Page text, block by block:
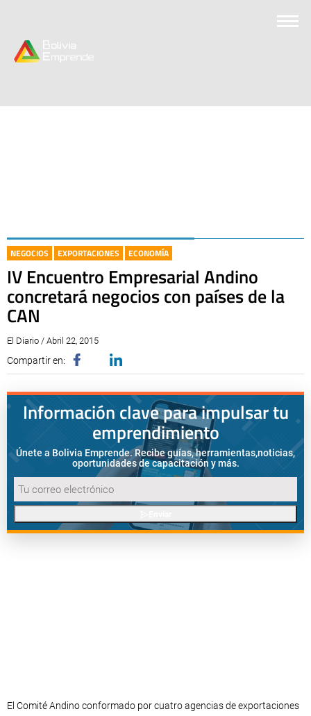
NEGOCIOS EXPORTACIONES ECONOMÍA
IV Encuentro Empresarial Andino
concretará negocios con países de la
CAN
El Diario / Abril 22, 2015
Compartir en:
Información clave para impulsar tu
emprendimiento
Únete a Bolivia Emprende. Recibe guías, herramientas,noticias,
oportunidades de capacitación y más.
El Comité Andino conformado por cuatro agencias de exportaciones